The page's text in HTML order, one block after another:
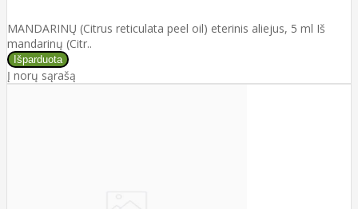
MANDARINŲ (Citrus reticulata peel oil) eterinis aliejus, 5 ml Iš
mandarinų (Citr..
Į norų sąrašą